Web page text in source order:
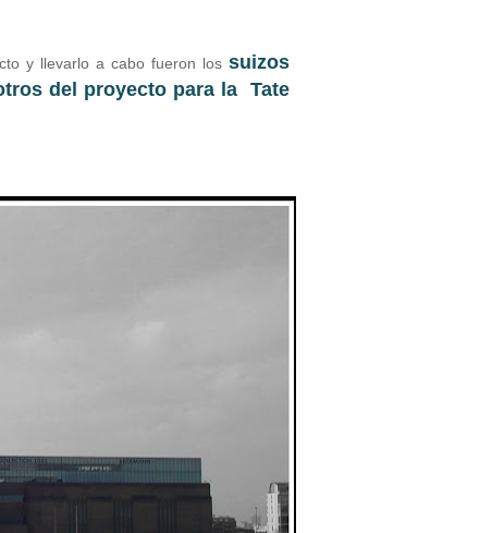
y llevarlo a cabo fueron lossuizos
del proyecto para la Tate